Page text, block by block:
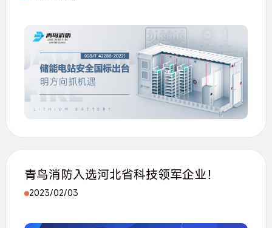
青鸟消防入选河北省科技领军企业！
2023/02/03